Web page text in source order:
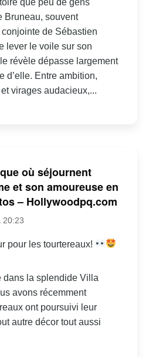
que peu de gens
Bruneau, souvent
de Sébastien
lever le voile sur son
révèle dépasse largement
d’elle. Entre ambition,
virages audacieux,...
où séjournent
et son amoureuse en
– Hollywoodpq.com
20:23
pour les tourtereaux!
dans la splendide Villa
avons récemment
ont poursuivi leur
autre décor tout aussi